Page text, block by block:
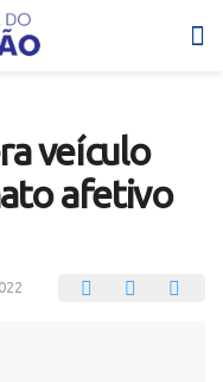
veículo
afetivo